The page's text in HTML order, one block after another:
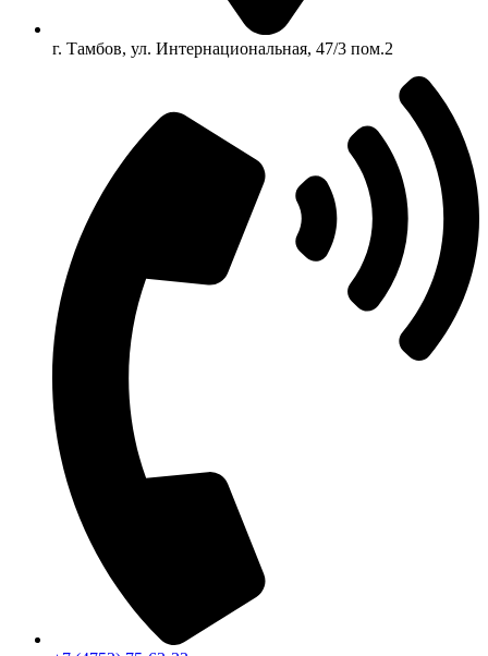
г. Тамбов, ул. Интернациональная, 47/3 пом.2